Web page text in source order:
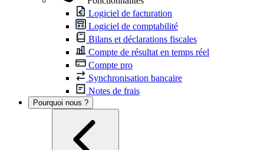
Logiciel de facturation
Logiciel de comptabilité
Bilans et déclarations fiscales
Compte de résultat en temps réel
Compte pro
Synchronisation bancaire
Notes de frais
Pourquoi nous ?